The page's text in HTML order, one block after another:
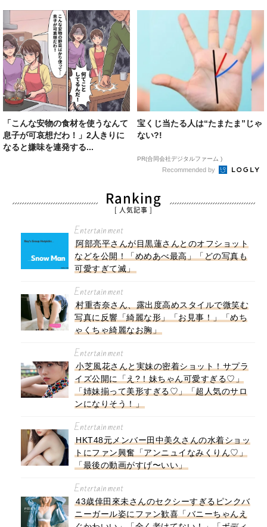
「こんな安物の食材を使うなんて
息子が可哀想だわ！」2人きりに
なると嫌味を連発する...
宝くじ当たる人は“たまたま”じゃ
ない?!
PR(合同会社デジタルファーム )
Recommended by
Ranking
[ 人気記事 ]
Entertainment
阿部亮平さんが目黒蓮さんとのオフショット
などを公開！「めめあべ最高」「どの写真も
可愛すぎて滅」
Entertainment
村重杏奈さん、露出度高めスタイルで微笑む
写真に反響「綺麗な形」「お見事！」「めち
ゃくちゃ綺麗なお胸」
Entertainment
小芝風花さんと実妹の密着ショット！サプラ
イズ公開に「え?！妹ちゃん可愛すぎる♡」
「姉妹揃って美形すぎる♡」「超人気のサロ
ンになりそう！」
Entertainment
HKT48元メンバー田中美久さんの水着ショッ
トにファン興奮「アンニュイなみくりん♡」
「最後の動画がすげ〜いい」
Entertainment
43歳倖田來未さんのセクシーすぎるピンクバ
ニーガール姿にファン歓喜「バニーちゃんえ